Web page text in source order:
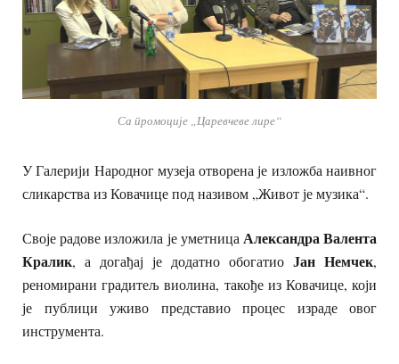
Са промоције „Царевчеве лире“
У Галерији Народног музеја отворена је изложба наивног
сликарства из Ковачице под називом „Живот је музика“.
Своје радове изложила је уметница Александра Валента
Кралик, а догађај је додатно обогатио Јан Немчек,
реномирани градитељ виолина, такође из Ковачице, који
је публици уживо представио процес израде овог
инструмента.